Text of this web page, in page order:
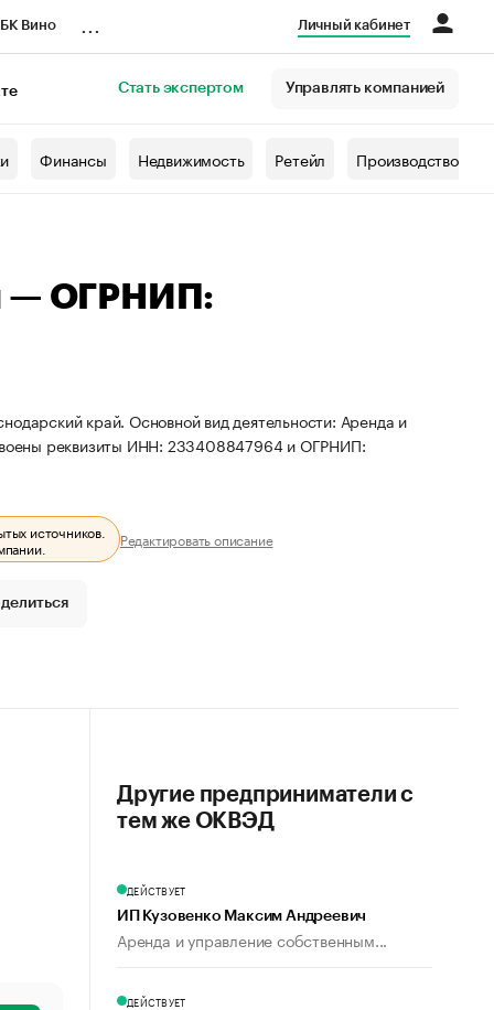
Вино Личный кабинет
Стать экспертом Управлять компанией
Финансы Недвижимость Ретейл Производство
— ОГРНИП:
край. Основной вид деятельности: Аренда и
реквизиты ИНН: 233408847964 и ОГРНИП:
источников.
Редактировать описание
Другие предприниматели с
тем же ОКВЭД
ДЕЙСТВУЕТ
ИП Кузовенко Максим Андреевич
Аренда и управление собственным...
ДЕЙСТВУЕТ